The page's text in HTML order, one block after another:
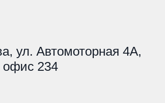
ул. Автомоторная 4А,
офис 234